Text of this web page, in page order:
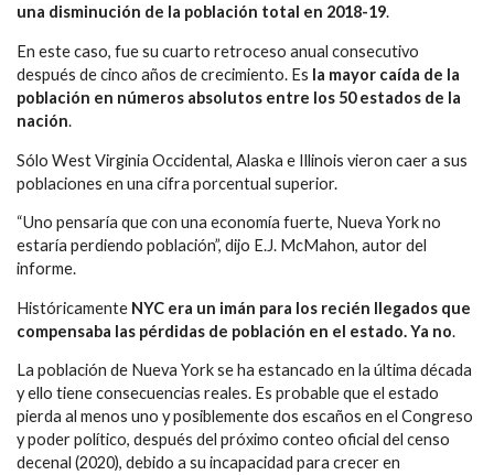
una disminución de la población total en 2018-19.
En este caso, fue su cuarto retroceso anual consecutivo
después de cinco años de crecimiento. Es la mayor caída de la
población en números absolutos entre los 50 estados de la
nación.
Sólo West Virginia Occidental, Alaska e Illinois vieron caer a sus
poblaciones en una cifra porcentual superior.
“Uno pensaría que con una economía fuerte, Nueva York no
estaría perdiendo población”, dijo E.J. McMahon, autor del
informe.
Históricamente NYC era un imán para los recién llegados que
compensaba las pérdidas de población en el estado. Ya no.
La población de Nueva York se ha estancado en la última década
y ello tiene consecuencias reales. Es probable que el estado
pierda al menos uno y posiblemente dos escaños en el Congreso
y poder político, después del próximo conteo oficial del censo
decenal (2020), debido a su incapacidad para crecer en